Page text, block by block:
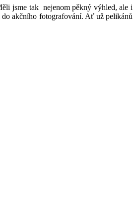
jsme tak nejenom pěkný výhled, ale i
do akčního fotografování. Ať už pelikánů